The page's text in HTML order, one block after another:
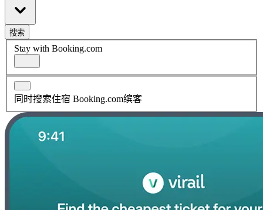
搜索
Stay with Booking.com
同时搜索住宿 Booking.com缤客